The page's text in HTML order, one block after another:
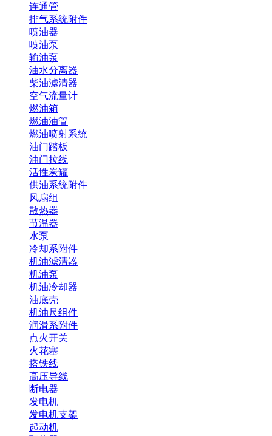
连通管
排气系统附件
喷油器
喷油泵
输油泵
油水分离器
柴油滤清器
空气流量计
燃油箱
燃油油管
燃油喷射系统
油门踏板
油门拉线
活性炭罐
供油系统附件
风扇组
散热器
节温器
水泵
冷却系附件
机油滤清器
机油泵
机油冷却器
油底壳
机油尺组件
润滑系附件
点火开关
火花塞
搭铁线
高压导线
断电器
发电机
发电机支架
起动机